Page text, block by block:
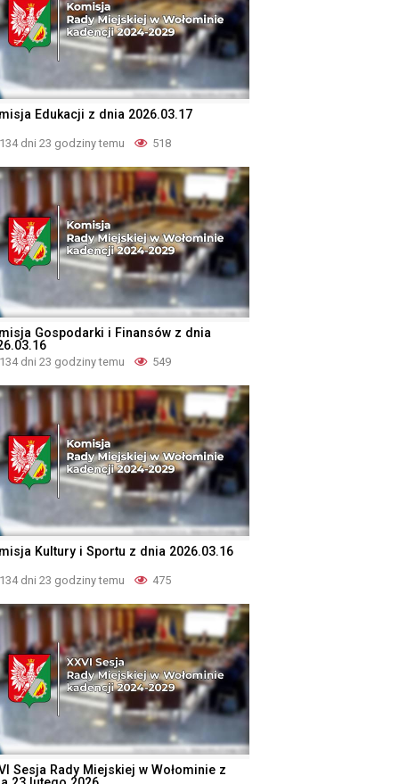
Edukacji z dnia 2026.03.17
134 dni 23 godziny temu 518
Gospodarki i Finansów z dnia
134 dni 23 godziny temu 549
Kultury i Sportu z dnia 2026.03.16
134 dni 23 godziny temu 475
Sesja Rady Miejskiej w Wołominie z